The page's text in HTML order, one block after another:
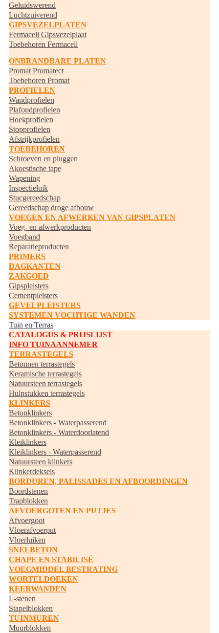
Geluidswerend
Luchtzuiverend
GIPSVEZELPLATEN
Fermacell Gipsvezelplaat
Toebehoren Fermacell
ONBRANDBARE PLATEN
Promat Promatect
Toebehoren Promat
PROFIELEN
Wandprofielen
Plafondprofielen
Hoekprofielen
Stopprofielen
Afstrijkprofielen
TOEBEHOREN
Schroeven en pluggen
Akoestische tape
Wapening
Inspectieluik
Stucgereedschap
Gereedschap droge afbouw
VOEGEN EN AFWERKEN VAN GIPSPLATEN
Voeg- en afwerkproducten
Voegband
Reparatieproducten
PRIMERS
DAGKANTEN
ZAKGOED
Gipspleisters
Cementpleisters
GEVELPLEISTERS
SYSTEMEN VOCHTIGE WANDEN
Tuin en Terras
CATALOGUS & PRIJSLIJST
INFO TUINAANNEMER
TERRASTEGELS
Betonnen terrastegels
Keramische terrastegels
Natuursteen terrastegels
Hulpstukken terrastegels
KLINKERS
Betonklinkers
Betonklinkers - Waterpasserend
Betonklinkers - Waterdoorlatend
Kleiklinkers
Kleiklinkers - Waterpasserend
Natuursteen klinkers
Klinkerdeksels
BORDUREN, PALISSADES EN AFBOORDINGEN
Boordstenen
Trapblokken
AFVOERGOTEN EN PUTJES
Afvoergoot
Vloerafvoerput
Vloerluiken
SNELBETON
CHAPE EN STABILISÉ
VOEGMIDDEL BESTRATING
WORTELDOEKEN
KEERWANDEN
L-stenen
Stapelblokken
TUINMUREN
Muurblokken